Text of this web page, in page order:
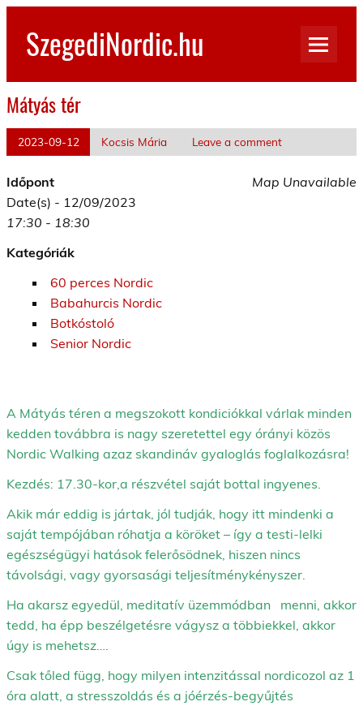
Skip
contentSzegediNordic.hu
Mátyás tér
2023-09-12 Kocsis Mária Leave a comment
Map Unavailable
Időpont
Date(s) - 12/09/2023
17:30 - 18:30
Kategóriák
60 perces Nordic
Babahurcis Nordic
Botkóstoló
Senior Nordic
A Mátyás téren a megszokott kondiciókkal várlak minden
kedden továbbra is nagy szeretettel egy órányi közös
Nordic Walking azaz skandináv gyaloglás foglalkozásra!
Kezdés: 17.30-kor,a részvétel saját bottal ingyenes.
Akik már eddig is jártak, jól tudják, hogy itt mindenki a
saját tempójában róhatja a köröket – így a testi-lelki
egészségügyi hatások felerősödnek, hiszen nincs
távolsági, vagy gyorsasági teljesítménykényszer.
Ha akarsz egyedül, meditatív üzemmódban menni, akkor
tedd, ha épp beszélgetésre vágysz a többiekkel, akkor
úgy is mehetsz….
Csak tőled függ, hogy milyen intenzitással nordicozol az 1
óra alatt, a stresszoldás és a jóérzés-begyűjtés